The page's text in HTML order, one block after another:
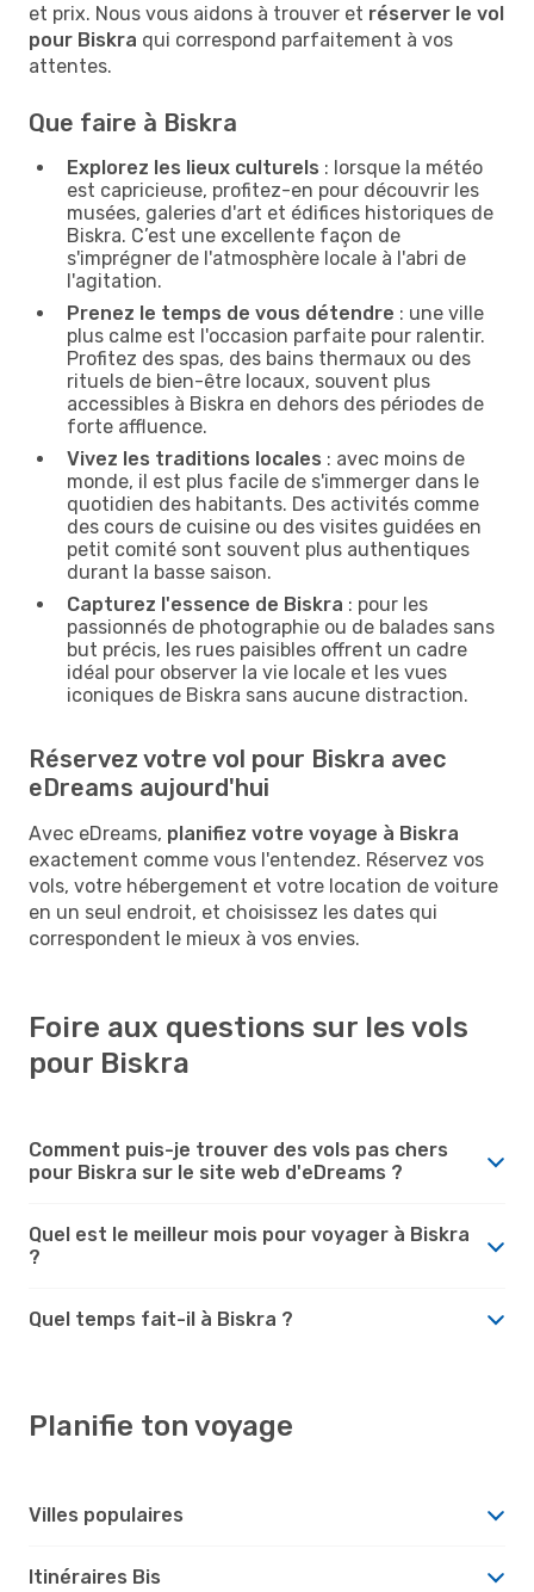
et prix. Nous vous aidons à trouver et réserver le vol
pour Biskra qui correspond parfaitement à vos
attentes.
Que faire à Biskra
Explorez les lieux culturels : lorsque la météo
est capricieuse, profitez-en pour découvrir les
musées, galeries d'art et édifices historiques de
Biskra. C’est une excellente façon de
s'imprégner de l'atmosphère locale à l'abri de
l'agitation.
Prenez le temps de vous détendre : une ville
plus calme est l'occasion parfaite pour ralentir.
Profitez des spas, des bains thermaux ou des
rituels de bien-être locaux, souvent plus
accessibles à Biskra en dehors des périodes de
forte affluence.
Vivez les traditions locales : avec moins de
monde, il est plus facile de s'immerger dans le
quotidien des habitants. Des activités comme
des cours de cuisine ou des visites guidées en
petit comité sont souvent plus authentiques
durant la basse saison.
Capturez l'essence de Biskra : pour les
passionnés de photographie ou de balades sans
but précis, les rues paisibles offrent un cadre
idéal pour observer la vie locale et les vues
iconiques de Biskra sans aucune distraction.
Réservez votre vol pour Biskra avec
eDreams aujourd'hui
Avec eDreams, planifiez votre voyage à Biskra
exactement comme vous l'entendez. Réservez vos
vols, votre hébergement et votre location de voiture
en un seul endroit, et choisissez les dates qui
correspondent le mieux à vos envies.
Foire aux questions sur les vols
pour Biskra
Comment puis-je trouver des vols pas chers
pour Biskra sur le site web d'eDreams ?
Quel est le meilleur mois pour voyager à Biskra
?
Quel temps fait-il à Biskra ?
Planifie ton voyage
Villes populaires
Itinéraires Bis